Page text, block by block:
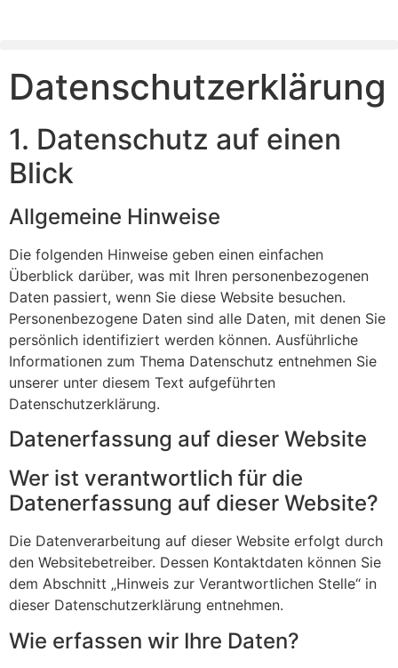
Datenschutz­erklärung
1. Datenschutz auf einen
Blick
Allgemeine Hinweise
Die folgenden Hinweise geben einen einfachen
Überblick darüber, was mit Ihren personenbezogenen
Daten passiert, wenn Sie diese Website besuchen.
Personenbezogene Daten sind alle Daten, mit denen Sie
persönlich identifiziert werden können. Ausführliche
Informationen zum Thema Datenschutz entnehmen Sie
unserer unter diesem Text aufgeführten
Datenschutzerklärung.
Datenerfassung auf dieser Website
Wer ist verantwortlich für die
Datenerfassung auf dieser Website?
Die Datenverarbeitung auf dieser Website erfolgt durch
den Websitebetreiber. Dessen Kontaktdaten können Sie
dem Abschnitt „Hinweis zur Verantwortlichen Stelle“ in
dieser Datenschutzerklärung entnehmen.
Wie erfassen wir Ihre Daten?